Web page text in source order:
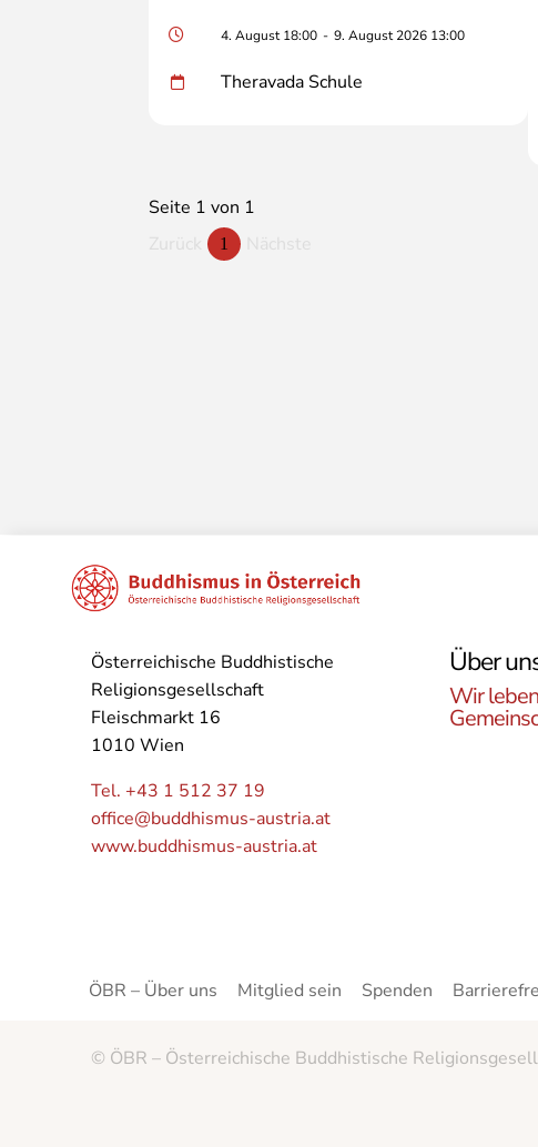
4. August 18:00 - 9. August 2026 13:00
Theravada Schule
Seite 1 von 1
1
Österreichische Buddhistische
Religionsgesellschaft
Fleischmarkt 16
1010 Wien
Tel. +43 1 512 37 19
office@buddhismus-austria.at
www.buddhismus-austria.at
Über
Wir
ÖBR – Über uns Mitglied sein Spenden
© ÖBR – Österreichische Buddhistische